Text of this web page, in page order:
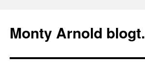
springen
Monty Arnold blogt.